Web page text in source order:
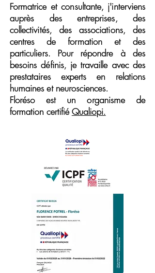
Formatrice et consultante, j'interviens
auprès des entreprises, des
collectivités, des associations, des
centres de formation et des
particuliers. Pour répondre à des
besoins définis, je travaille avec des
prestataires experts en relations
humaines et neurosciences.
Floréso est un organisme de
formation certifiéQualiopi.